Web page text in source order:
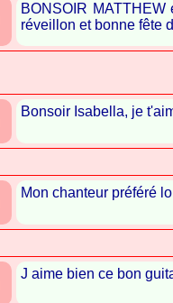
BONSOIR
réveillon et bonne fête
Bonsoir Isabella, je
Mon chanteur préféré
J aime bien ce bon